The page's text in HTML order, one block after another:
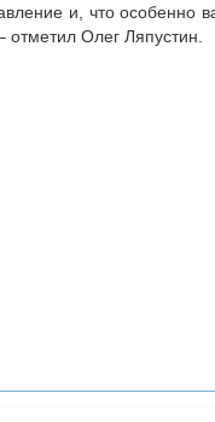
и, что особенно
отметил Олег Ляпустин.